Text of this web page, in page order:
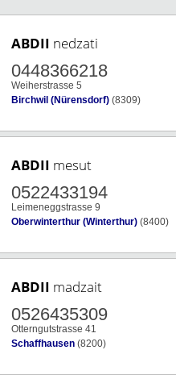
ABDII nedzati
0448366218
Weiherstrasse 5
Birchwil (Nürensdorf) (8309)
ABDII mesut
0522433194
Leimeneggstrasse 9
Oberwinterthur (Winterthur) (8400)
ABDII madzait
0526435309
Otterngutstrasse 41
Schaffhausen (8200)